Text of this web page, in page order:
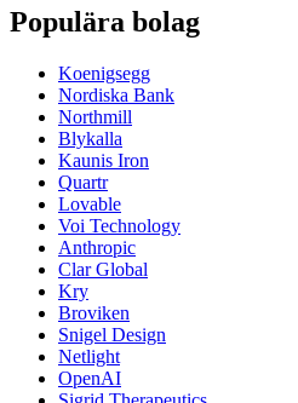
Populära bolag
Koenigsegg
Nordiska Bank
Northmill
Blykalla
Kaunis Iron
Quartr
Lovable
Voi Technology
Anthropic
Clar Global
Kry
Broviken
Snigel Design
Netlight
OpenAI